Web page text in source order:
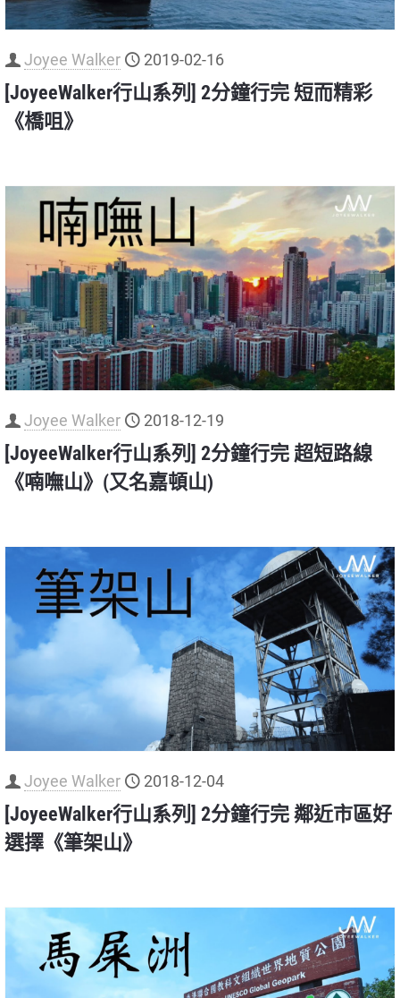
Joyee Walker 2019-02-16
[JoyeeWalker行山系列] 2分鐘行完 短而精彩
《橋咀》
Joyee Walker 2018-12-19
[JoyeeWalker行山系列] 2分鐘行完 超短路線
《喃嘸山》(又名嘉頓山)
Joyee Walker 2018-12-04
[JoyeeWalker行山系列] 2分鐘行完 鄰近市區好
選擇《筆架山》